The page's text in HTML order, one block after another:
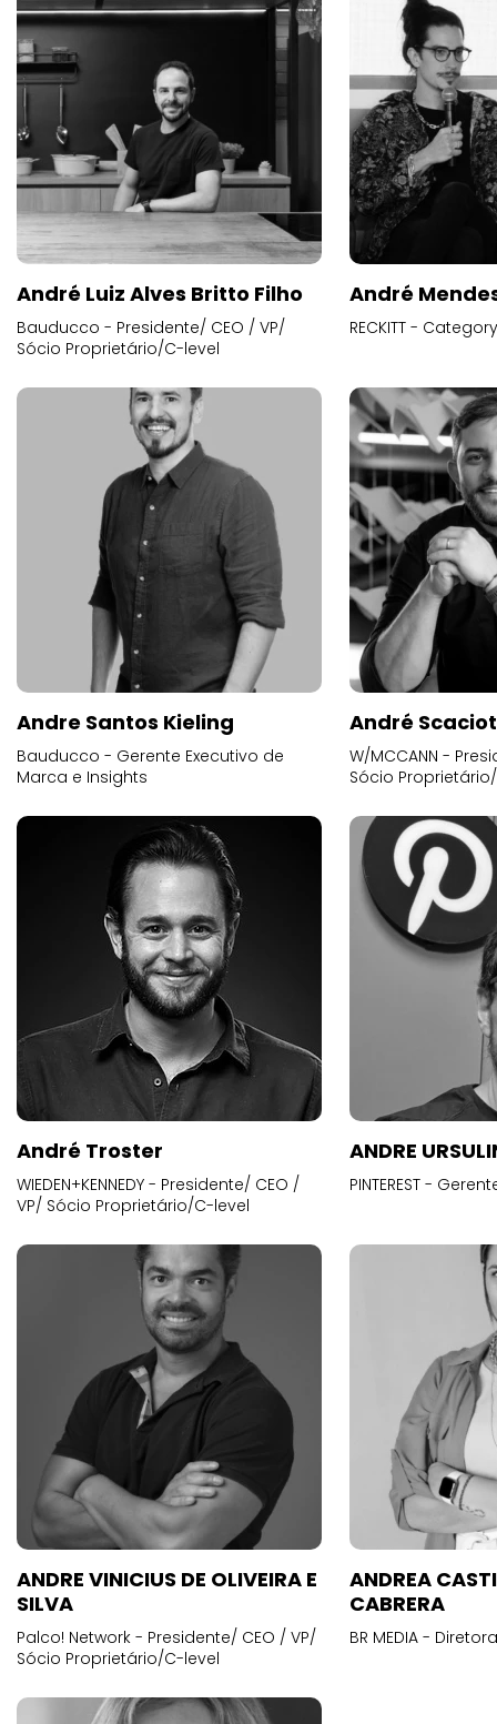
André Luiz Alves Britto Filho
Bauducco - Presidente/ CEO / VP/
Sócio Proprietário/C-level
André
RECKITT -
Andre Santos Kieling
Bauducco - Gerente Executivo de
Marca e Insights
André
W/MCCANN -
Sócio
André Troster
WIEDEN+KENNEDY - Presidente/ CEO /
VP/ Sócio Proprietário/C-level
ANDRE
PINTEREST -
ANDRE VINICIUS DE OLIVEIRA E
SILVA
Palco! Network - Presidente/ CEO / VP/
Sócio Proprietário/C-level
ANDREA
CABRERA
BR MEDIA -